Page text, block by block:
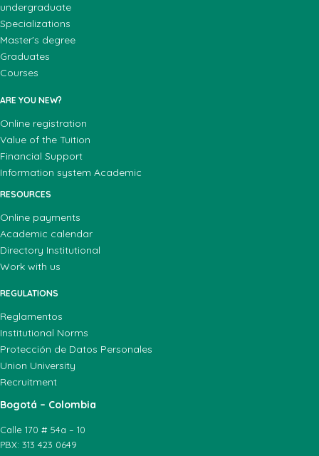
undergraduate
Specializations
Master's degree
Graduates
Courses
ARE YOU NEW?
Online registration
Value of the Tuition
Financial Support
Information system Academic
RESOURCES
Online payments
Academic calendar
Directory Institutional
Work with us
REGULATIONS
Reglamentos
Institutional Norms
Protección de Datos Personales
Union University
Recruitment
Bogotá – Colombia
Calle 170 # 54a – 10
PBX: 313 423 0649